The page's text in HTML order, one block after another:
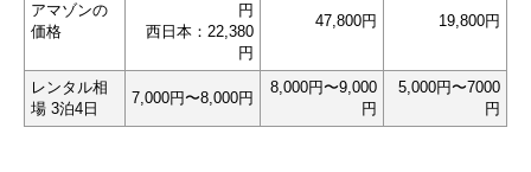
アマゾンの
価格
円
西日本：22,380
円
47,800円 19,800円
レンタル相
場 3泊4日
7,000円〜8,000円
8,000円〜9,000
円
5,000円〜7000
円